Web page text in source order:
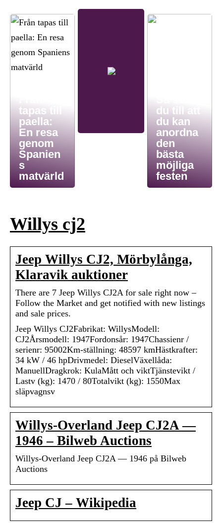
tapas till
paella:
En resa
genom
Spanien
s
matvärld
du till att
du kan
anordna
den
bästa
möjliga
festen
Willys cj2
Jeep Willys CJ2, Mörbylånga,
Klaravik auktioner
There are 7 Jeep Willys CJ2A for sale right now –
Follow the Market and get notified with new listings
and sale prices.
Jeep Willys CJ2Fabrikat: WillysModell:
CJ2Årsmodell: 1947Fordonsår: 1947Chassienr /
serienr: 95002Km-ställning: 48597 kmHästkrafter:
34 kW / 46 hpDrivmedel: DieselVäxellåda:
ManuellDragkrok: KulaMått och viktTjänstevikt /
Lastv (kg): 1470 / 80Totalvikt (kg): 1550Max
släpvagnsv
Willys-Overland Jeep CJ2A —
1946 – Bilweb Auctions
Willys-Overland Jeep CJ2A — 1946 på Bilweb
Auctions
Jeep CJ – Wikipedia